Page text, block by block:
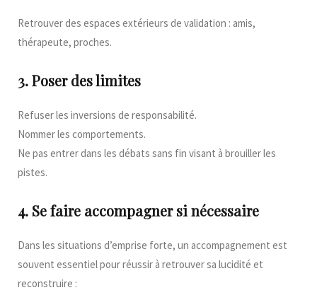
Retrouver des espaces extérieurs de validation : amis,
thérapeute, proches.
3. Poser des limites
Refuser les inversions de responsabilité.
Nommer les comportements.
Ne pas entrer dans les débats sans fin visant à brouiller les
pistes.
4. Se faire accompagner si nécessaire
Dans les situations d’emprise forte, un accompagnement est
souvent essentiel pour réussir à retrouver sa lucidité et
reconstruire :